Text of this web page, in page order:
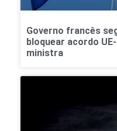
Governo francês
bloquear acordo
ministra